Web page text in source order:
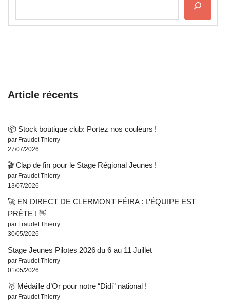
Article récents
📦 Stock boutique club: Portez nos couleurs !
par Fraudet Thierry
27/07/2026
🎬 Clap de fin pour le Stage Régional Jeunes !
par Fraudet Thierry
13/07/2026
🚀 EN DIRECT DE CLERMONT FÉIRA : L’ÉQUIPE EST
PRÊTE ! 👋
par Fraudet Thierry
30/05/2026
Stage Jeunes Pilotes 2026 du 6 au 11 Juillet
par Fraudet Thierry
01/05/2026
🥇 Médaille d’Or pour notre “Didi” national !
par Fraudet Thierry